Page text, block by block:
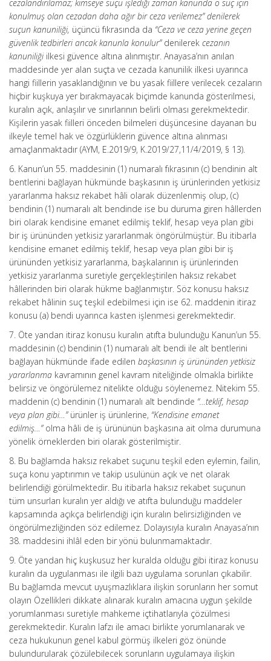
cezalandırılamaz; kimseye suçu işlediği zaman kanunda o suç için
konulmuş olan cezadan daha ağır bir ceza verilemez” denilerek
suçun kanuniliği, üçüncü fıkrasında da “Ceza ve ceza yerine geçen
güvenlik tedbirleri ancak kanunla konulur” denilerek cezanın
kanuniliği ilkesi güvence altına alınmıştır. Anayasa’nın anılan
maddesinde yer alan suçta ve cezada kanunilik ilkesi uyarınca
hangi fiillerin yasaklandığının ve bu yasak fiillere verilecek cezaların
hiçbir kuşkuya yer bırakmayacak biçimde kanunda gösterilmesi,
kuralın açık, anlaşılır ve sınırlarının belirli olması gerekmektedir.
Kişilerin yasak fiilleri önceden bilmeleri düşüncesine dayanan bu
ilkeyle temel hak ve özgürlüklerin güvence altına alınması
amaçlanmaktadır (AYM, E.2019/9, K.2019/27,11/4/2019, § 13).
6. Kanun’un 55. maddesinin (1) numaralı fıkrasının (c) bendinin alt
bentlerini bağlayan hükmünde başkasının iş ürünlerinden yetkisiz
yararlanma haksız rekabet hâli olarak düzenlenmiş olup, (c)
bendinin (1) numaralı alt bendinde ise bu duruma giren hâllerden
biri olarak kendisine emanet edilmiş teklif, hesap veya plan gibi
bir iş ürününden yetkisiz yararlanmak öngörülmüştür. Bu itibarla
kendisine emanet edilmiş teklif, hesap veya plan gibi bir iş
ürününden yetkisiz yararlanma, başkalarının iş ürünlerinden
yetkisiz yararlanma suretiyle gerçekleştirilen haksız rekabet
hâllerinden biri olarak hükme bağlanmıştır. Söz konusu haksız
rekabet hâlinin suç teşkil edebilmesi için ise 62. maddenin itiraz
konusu (a) bendi uyarınca kasten işlenmesi gerekmektedir.
7. Öte yandan itiraz konusu kuralın atıfta bulunduğu Kanun’un 55.
maddesinin (c) bendinin (1) numaralı alt bendi ile alt bentlerini
bağlayan hükmünde ifade edilen başkasının iş ürününden yetkisiz
yararlanma kavramının genel kavram niteliğinde olmakla birlikte
belirsiz ve öngörülemez nitelikte olduğu söylenemez. Nitekim 55.
maddenin (c) bendinin (1) numaralı alt bendinde “…teklif, hesap
veya plan gibi…”ürünler iş ürünlerine, “Kendisine emanet
edilmiş…”olma hâli de iş ürününün başkasına ait olma durumuna
yönelik örneklerden biri olarak gösterilmiştir.
8. Bu bağlamda haksız rekabet suçunu teşkil eden eylemin, failin,
suça konu yaptırımın ve takip usulünün açık ve net olarak
belirlendiği görülmektedir. Bu itibarla haksız rekabet suçunun
tüm unsurları kuralın yer aldığı ve atıfta bulunduğu maddeler
kapsamında açıkça belirlendiği için kuralın belirsizliğinden ve
öngörülmezliğinden söz edilemez. Dolayısıyla kuralın Anayasa’nın
38. maddesini ihlâl eden bir yönü bulunmamaktadır.
9. Öte yandan hiç kuşkusuz her kuralda olduğu gibi itiraz konusu
kuralın da uygulanması ile ilgili bazı uygulama sorunları çıkabilir.
Bu bağlamda mevcut uyuşmazlıklara ilişkin sorunların her somut
olayın Özellikleri dikkate alınarak kuralın amacına uygun şekilde
yorumlanması suretiyle mahkeme içtihatlarıyla çözülmesi
gerekmektedir. Kuralın lafzı ile amacı birlikte yorumlanarak ve
ceza hukukunun genel kabul görmüş ilkeleri göz önünde
bulundurularak çözülebilecek sorunların uygulamaya ilişkin